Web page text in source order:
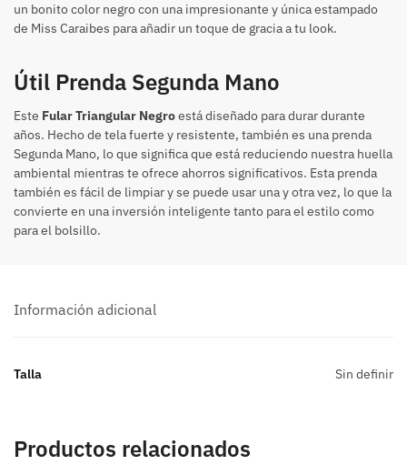
un bonito color negro con una impresionante y única estampado
de Miss Caraibes para añadir un toque de gracia a tu look.
Útil Prenda Segunda Mano
Este Fular Triangular Negroestá diseñado para durar durante
años. Hecho de tela fuerte y resistente, también es una prenda
Segunda Mano, lo que significa que está reduciendo nuestra huella
ambiental mientras te ofrece ahorros significativos. Esta prenda
también es fácil de limpiar y se puede usar una y otra vez, lo que la
convierte en una inversión inteligente tanto para el estilo como
para el bolsillo.
Información adicional
Talla Sin definir
Productos relacionados